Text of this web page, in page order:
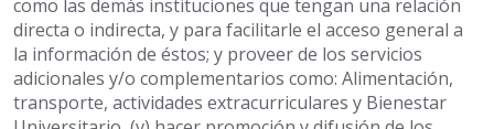
como las demás instituciones que tengan una relación
directa o indirecta, y para facilitarle el acceso general a
la información de éstos; y proveer de los servicios
adicionales y/o complementarios como: Alimentación,
transporte, actividades extracurriculares y Bienestar